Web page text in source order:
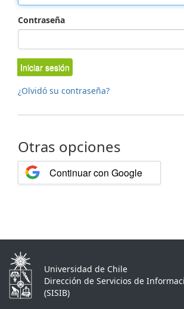
Contraseña
Iniciar sesión
¿Olvidó su contraseña?
Otras opciones
Continuar con Google
Universidad de Chile
Dirección de Servicios de
(SISIB)